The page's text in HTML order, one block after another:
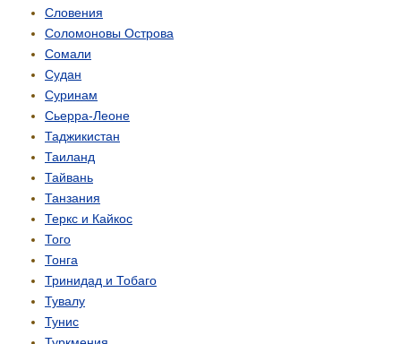
Словения
Соломоновы Острова
Сомали
Судан
Суринам
Сьерра-Леоне
Таджикистан
Таиланд
Тайвань
Танзания
Теркс и Кайкос
Того
Тонга
Тринидад и Тобаго
Тувалу
Тунис